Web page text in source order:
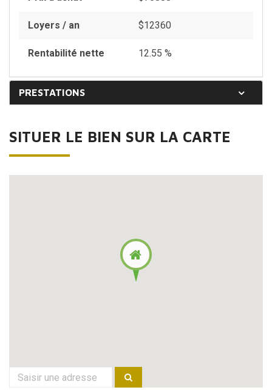
Loyers / an $12360
Rentabilité nette 12.55 %
PRESTATIONS
SITUER LE BIEN SUR LA CARTE